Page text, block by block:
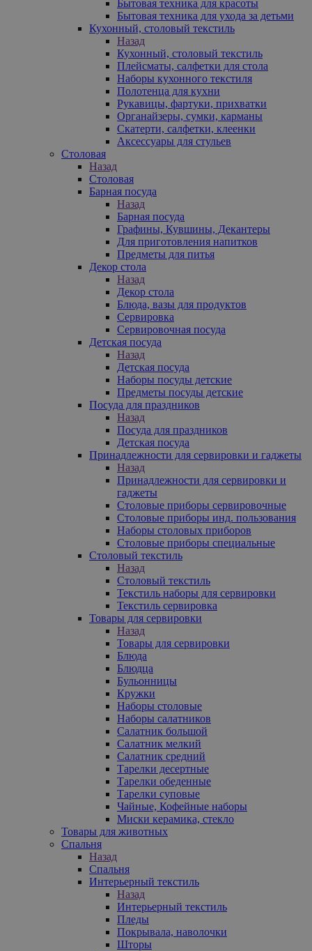
Бытовая техника для красоты
Бытовая техника для ухода за детьми
Кухонный, столовый текстиль
Назад
Кухонный, столовый текстиль
Плейсматы, салфетки для стола
Наборы кухонного текстиля
Полотенца для кухни
Рукавицы, фартуки, прихватки
Органайзеры, сумки, карманы
Скатерти, салфетки, клеенки
Аксессуары для стульев
Столовая
Назад
Столовая
Барная посуда
Назад
Барная посуда
Графины, Кувшины, Декантеры
Для приготовления напитков
Предметы для питья
Декор стола
Назад
Декор стола
Блюда, вазы для продуктов
Сервировка
Сервировочная посуда
Детская посуда
Назад
Детская посуда
Наборы посуды детские
Предметы посуды детские
Посуда для праздников
Назад
Посуда для праздников
Детская посуда
Принадлежности для сервировки и гаджеты
Назад
Принадлежности для сервировки и
гаджеты
Столовые приборы сервировочные
Столовые приборы инд. пользования
Наборы столовых приборов
Столовые приборы специальные
Столовый текстиль
Назад
Столовый текстиль
Текстиль наборы для сервировки
Текстиль сервировка
Товары для сервировки
Назад
Товары для сервировки
Блюда
Блюдца
Бульонницы
Кружки
Наборы столовые
Наборы салатников
Салатник большой
Салатник мелкий
Салатник средний
Тарелки десертные
Тарелки обеденные
Тарелки суповые
Чайные, Кофейные наборы
Миски керамика, стекло
Товары для животных
Спальня
Назад
Спальня
Интерьерный текстиль
Назад
Интерьерный текстиль
Пледы
Покрывала, наволочки
Шторы